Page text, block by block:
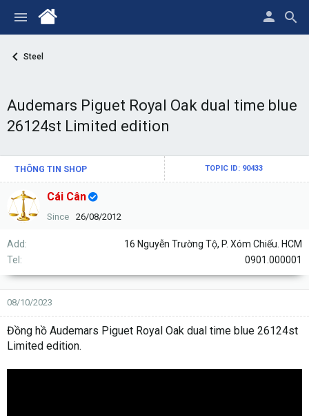
Steel
Audemars Piguet Royal Oak dual time blue
26124st Limited edition
THÔNG TIN SHOP TOPIC ID: 90433
Cái Cân
Since 26/08/2012
Add
16 Nguyễn Trường Tộ, P. Xóm Chiếu. HCM
Tel
0901.000001
08/10/2023
Đồng hồ Audemars Piguet Royal Oak dual time blue 26124st
Limited edition.